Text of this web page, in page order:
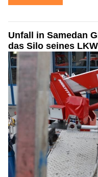
Unfall in Samedan
das Silo seines